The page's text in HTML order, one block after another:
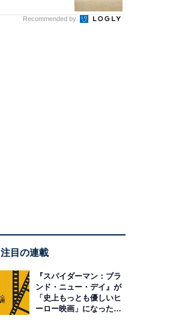
Recommended by
注目の連載
『スパイダーマン：ブラ
ンド・ニュー・デイ』が
「史上もっとも優しいヒ
ーロー映画」になった理